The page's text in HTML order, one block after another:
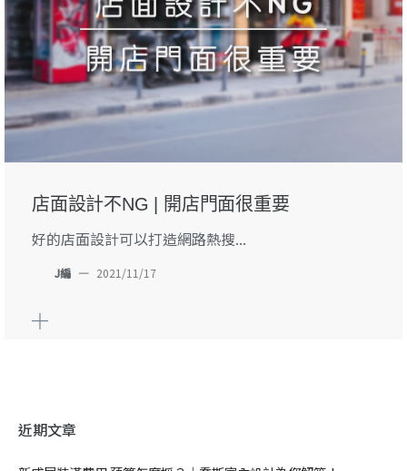
店面設計不NG | 開店門面很重要
好的店面設計可以打造網路熱搜...
J編 — 2021/11/17
近期文章